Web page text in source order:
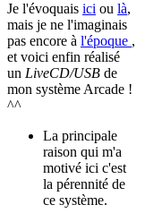
Je l'évoquais ici ou là,
mais je ne l'imaginais
pas encore à l'époque ,
et voici enfin réalisé
un LiveCD/USB de
mon système Arcade !
^^
La principale
raison qui m'a
motivé ici c'est
la pérennité de
ce système.